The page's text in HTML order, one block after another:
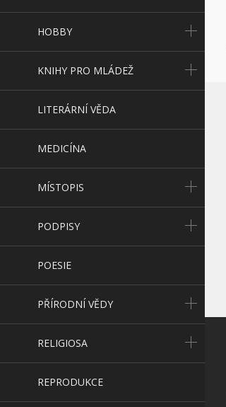
HOBBY
KNIHY PRO MLÁDEŽ
LITERÁRNÍ VĚDA
MEDICÍNA
MÍSTOPIS
PODPISY
POESIE
PŘÍRODNÍ VĚDY
RELIGIOSA
REPRODUKCE